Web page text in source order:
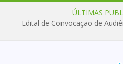
ÚLTIMAS
Edital de Convocação de